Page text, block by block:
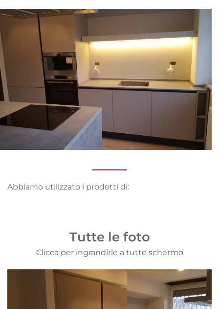
Abbiamo utilizzato i prodotti di:
Tutte le foto
Clicca per ingrandirle a tutto schermo